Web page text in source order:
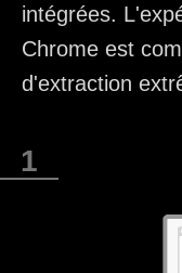
intégrées.
Chrome est
d'extraction